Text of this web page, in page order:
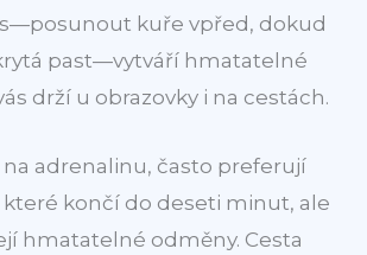
kuře vpřed, dokud
past—vytváří hmatatelné
drží u obrazovky i na cestách.
na adrenalinu, často preferují
které končí do deseti minut, ale
hmatatelné odměny. Cesta